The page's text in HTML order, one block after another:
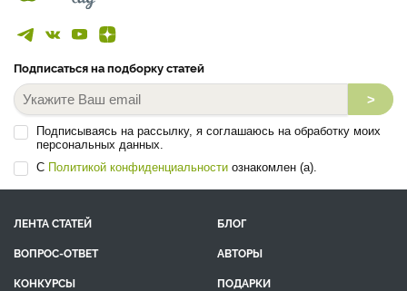
Подписаться на подборку статей
>
Подписываясь на рассылку, я соглашаюсь на обработку моих
персональных данных.
С Политикой конфиденциальности ознакомлен (а).
ЛЕНТА СТАТЕЙ
БЛОГ
ВОПРОС-ОТВЕТ
АВТОРЫ
КОНКУРСЫ
ПОДАРКИ